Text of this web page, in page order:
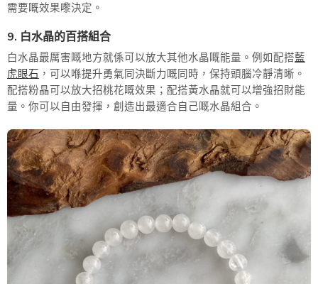
需要嘅效果嚟決定。
9. 白水晶的百搭組合
白水晶最厲害嘅地方就係可以放大其他水晶嘅能量。例如配搭藍
虎眼石 ，可以喺提升勇氣同決斷力嘅同時，保持頭腦冷靜清晰。
配搭粉晶可以放大招桃花嘅效果；配搭黃水晶就可以增強招財能
量。你可以自由發揮，創造出最適合自己嘅水晶組合。